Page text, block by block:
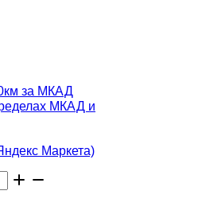
за МКАД
МКАД и
Маркета)